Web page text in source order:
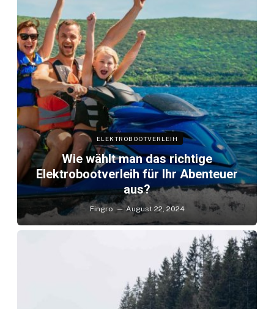
ELEKTROBOOTVERLEIH
Wie wählt man das richtige
Elektrobootverleih für Ihr Abenteuer
aus?
Fingro August 22, 2024